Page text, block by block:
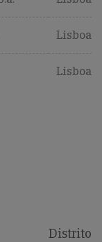
Lisboa
Lisboa
Distrito